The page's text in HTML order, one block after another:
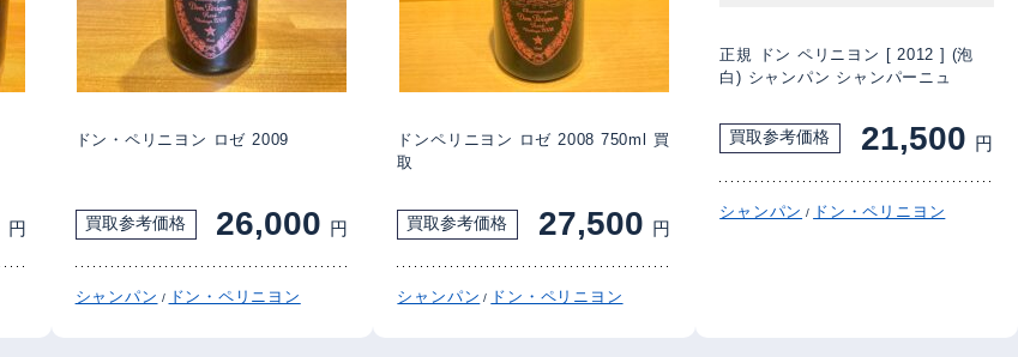
円
ドン・ペリニヨン ロゼ 2009
買取参考価格 26,000 円
シャンパン / ドン・ペリニヨン
ドンペリニヨン ロゼ 2008 750ml 買
取
買取参考価格 27,500 円
シャンパン / ドン・ペリニヨン
正規 ドン ペリニヨン [ 2012 ] (泡
白) シャンパン シャンパーニュ
買取参考価格 21,500 円
シャンパン / ドン・ペリニヨン